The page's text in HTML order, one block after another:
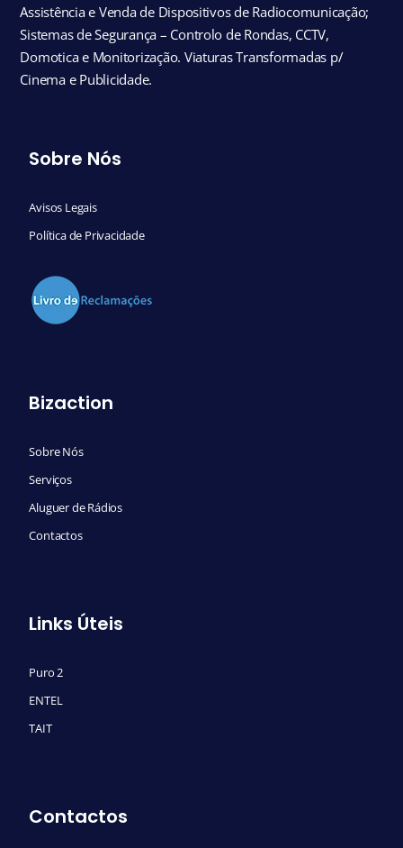
Assistência e Venda de Dispositivos de Radiocomunicação;
Sistemas de Segurança – Controlo de Rondas, CCTV,
Domotica e Monitorização. Viaturas Transformadas p/
Cinema e Publicidade.
Sobre Nós
Avisos Legais
Política de Privacidade
Bizaction
Sobre Nós
Serviços
Aluguer de Rádios
Contactos
Links Úteis
Puro 2
ENTEL
TAIT
Contactos